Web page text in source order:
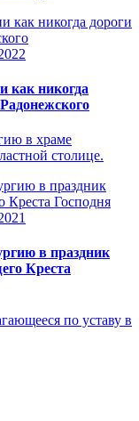
как никогда
в храме
столице.
в праздник
Креста
по уставу в